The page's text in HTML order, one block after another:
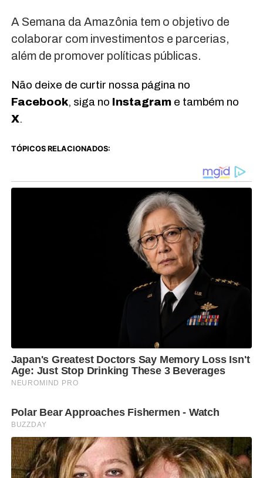
A Semana da Amazônia tem o objetivo de
colaborar com investimentos e parcerias,
além de promover políticas públicas.
Não deixe de curtir nossa página no
Facebook, siga no Instagrame também no
X.
TÓPICOS RELACIONADOS: